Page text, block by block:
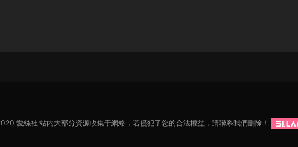
愛絲社 站内大部分資源收集于網絡，若侵犯了您的合法權益，請聯系我們删除！